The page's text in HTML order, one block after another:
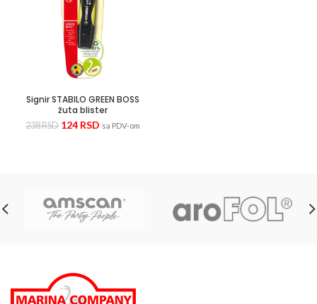
Signir STABILO GREEN BOSS
žuta blister
238RSD 124 RSD sa PDV-om